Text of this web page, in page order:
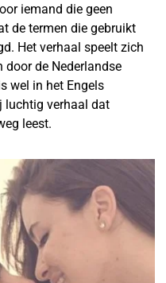
iemand die geen
de termen die gebruikt
Het verhaal speelt zich
door de Nederlandse
wel in het Engels
luchtig verhaal dat
leest.